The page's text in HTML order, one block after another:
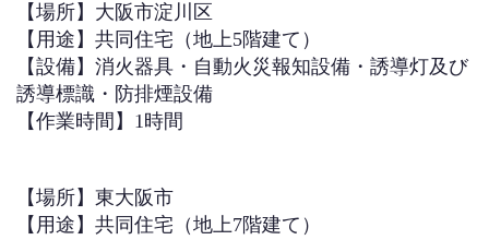
【場所】大阪市淀川区
【用途】共同住宅（地上5階建て）
【設備】消火器具・自動火災報知設備・誘導灯及び
誘導標識・防排煙設備
【作業時間】1時間
【場所】東大阪市
【用途】共同住宅（地上7階建て）